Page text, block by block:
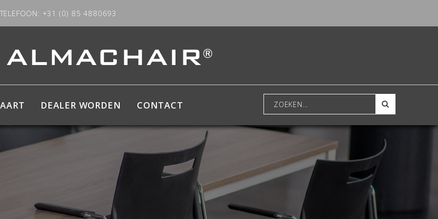
TELEFOON: +31 (0) 85 4880693
DEALER WORDEN CONTACT